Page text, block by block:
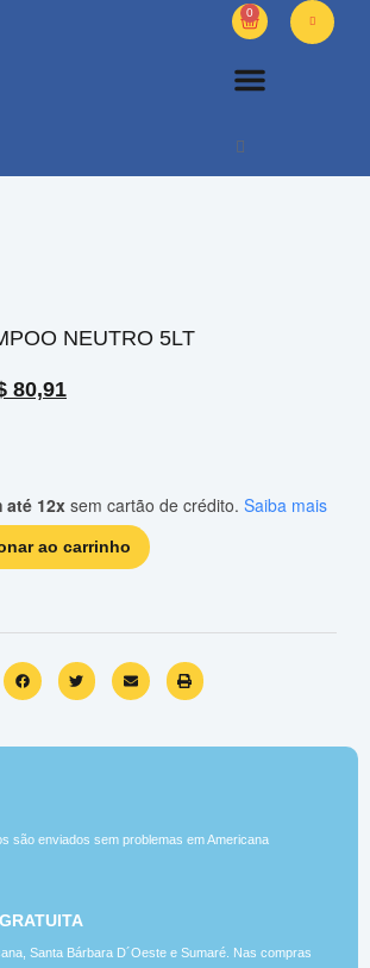
0
NEUTRO 5LT
80,91
até 12x sem cartão de crédito. Saiba mais
ao carrinho
são enviados sem problemas em Americana
Santa Bárbara D´Oeste e Sumaré. Nas compras